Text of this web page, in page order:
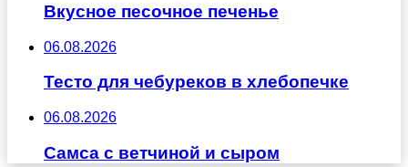
Вкусное песочное печенье
06.08.2026
Тесто для чебуреков в хлебопечке
06.08.2026
Самса с ветчиной и сыром